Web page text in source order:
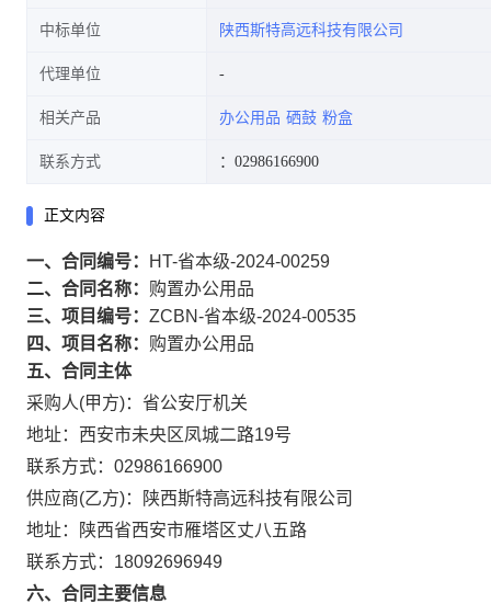
中标单位 陕西斯特高远科技有限公司
代理单位
相关产品 办公用品 硒鼓 粉盒
联系方式 ：02986166900
正文内容
一、合同编号：
HT-省本级-2024-00259
二、合同名称： 购置办公用品
三、项目编号： ZCBN-省本级-2024-00535
四、项目名称： 购置办公用品
五、合同主体
采购人(甲方)：省公安厅机关
地址：西安市未央区凤城二路19号
联系方式：02986166900
供应商(乙方)：陕西斯特高远科技有限公司
地址：陕西省西安市雁塔区丈八五路
联系方式：18092696949
六、合同主要信息